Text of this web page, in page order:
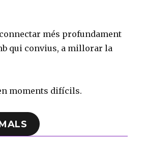
més profundament
qui convius, a millorar la
moments difícils.